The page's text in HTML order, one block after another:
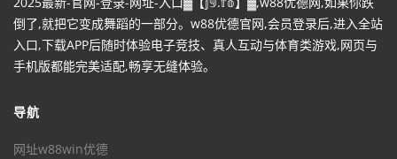
倒了,就把它变成舞蹈的一部分。w88优德官网,会员登录后,进入全站
入口,下载APP后随时体验电子竞技、真人互动与体育类游戏,网页与
手机版都能完美适配,畅享无缝体验。
导航
网址w88win优德